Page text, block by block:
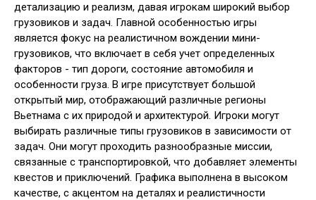
детализацию и реализм, давая игрокам широкий выбор
грузовиков и задач. Главной особенностью игры
является фокус на реалистичном вождении мини-
грузовиков, что включает в себя учет определенных
факторов - тип дороги, состояние автомобиля и
особенности груза. В игре присутствует большой
открытый мир, отображающий различные регионы
Вьетнама с их природой и архитектурой. Игроки могут
выбирать различные типы грузовиков в зависимости от
задач. Они могут проходить разнообразные миссии,
связанные с транспортировкой, что добавляет элементы
квестов и приключений. Графика выполнена в высоком
качестве, с акцентом на деталях и реалистичности